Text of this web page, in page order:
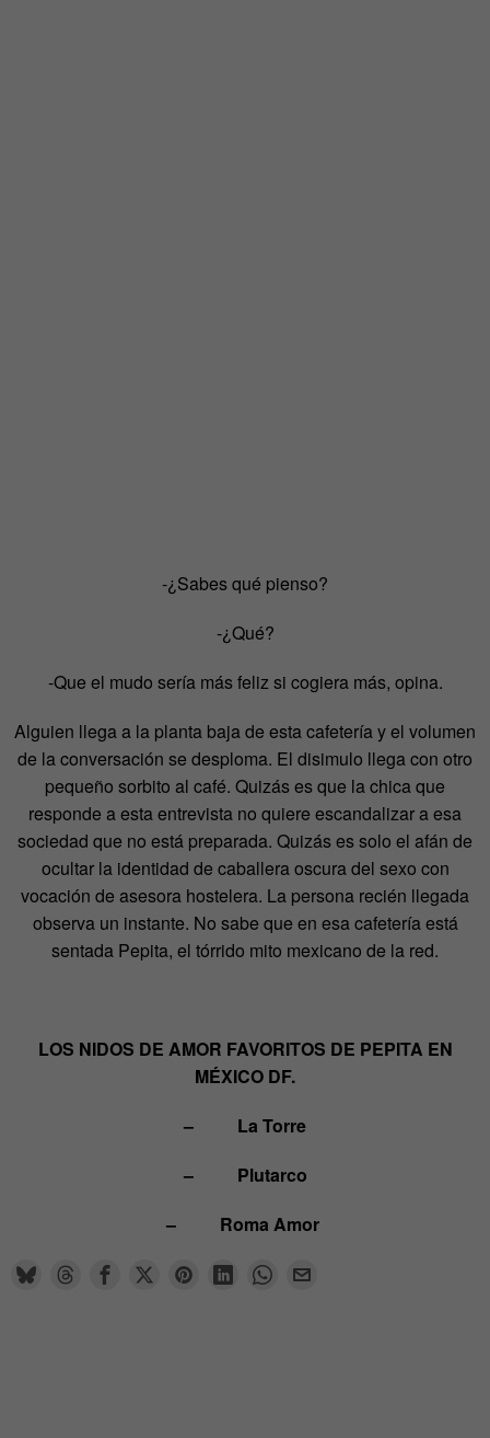
-¿Sabes qué pienso?
-¿Qué?
-Que el mudo sería más feliz si cogiera más, opina.
Alguien llega a la planta baja de esta cafetería y el volumen
de la conversación se desploma. El disimulo llega con otro
pequeño sorbito al café. Quizás es que la chica que
responde a esta entrevista no quiere escandalizar a esa
sociedad que no está preparada. Quizás es solo el afán de
ocultar la identidad de caballera oscura del sexo con
vocación de asesora hostelera. La persona recién llegada
observa un instante. No sabe que en esa cafetería está
sentada Pepita, el tórrido mito mexicano de la red.
LOS NIDOS DE AMOR FAVORITOS DE PEPITA EN
MÉXICO DF.
– La Torre
– Plutarco
– Roma Amor